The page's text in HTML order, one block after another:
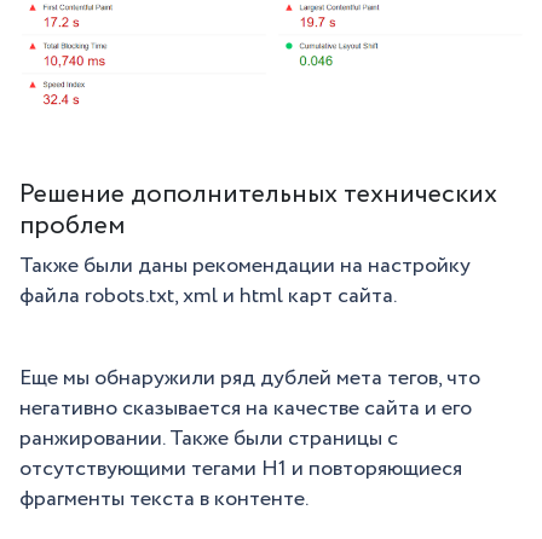
Решение дополнительных технических
проблем
Также были даны рекомендации на настройку
файла robots.txt, xml и html карт сайта.
Еще мы обнаружили ряд дублей мета тегов, что
негативно сказывается на качестве сайта и его
ранжировании. Также были страницы с
отсутствующими тегами Н1 и повторяющиеся
фрагменты текста в контенте.